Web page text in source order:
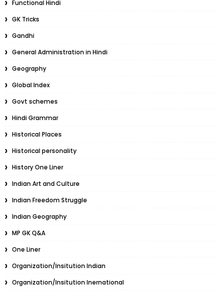
Functional Hindi
GK Tricks
Gandhi
General Administration in Hindi
Geography
Global Index
Govt schemes
Hindi Grammar
Historical Places
Historical personality
History One Liner
Indian Art and Culture
Indian Freedom Struggle
Indian Geography
MP GK Q&A
One Liner
Organization/Insitution Indian
Organization/Insitution Inernational